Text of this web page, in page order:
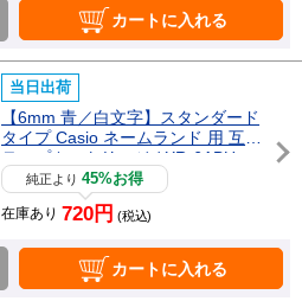
カートに入れる
当日出荷
【6mm 青／白文字】スタンダード
タイプ Casio ネームランド 用 互換
テープカートリッジ / XR-6ABU
純正より45%お得
在庫あり 720円 (税込)
カートに入れる